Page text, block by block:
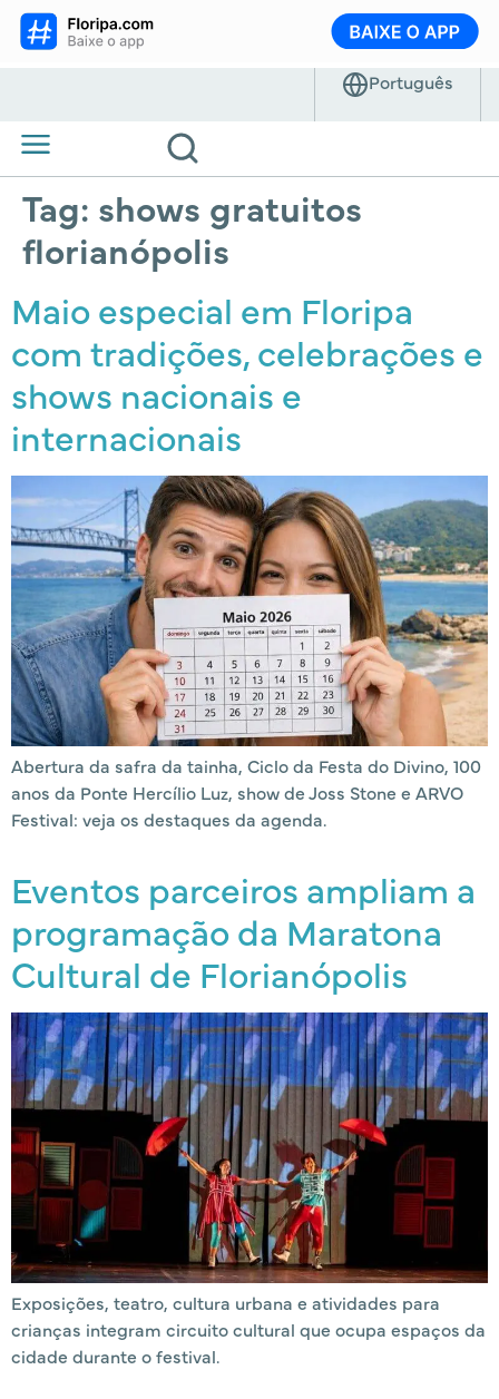
Tag: shows gratuitos
florianópolis
Maio especial em Floripa
com tradições, celebrações e
shows nacionais e
internacionais
Abertura da safra da tainha, Ciclo da Festa do Divino, 100
anos da Ponte Hercílio Luz, show de Joss Stone e ARVO
Festival: veja os destaques da agenda.
Eventos parceiros ampliam a
programação da Maratona
Cultural de Florianópolis
Exposições, teatro, cultura urbana e atividades para
crianças integram circuito cultural que ocupa espaços da
cidade durante o festival.